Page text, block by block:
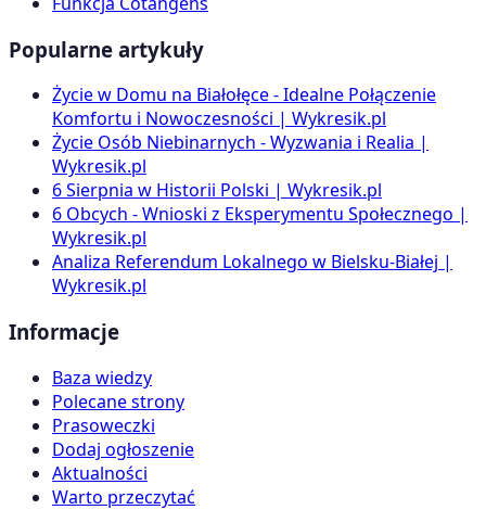
Popularne artykuły
Życie w Domu na Białołęce - Idealne Połączenie
Komfortu i Nowoczesności | Wykresik.pl
Życie Osób Niebinarnych - Wyzwania i Realia |
Wykresik.pl
6 Sierpnia w Historii Polski | Wykresik.pl
6 Obcych - Wnioski z Eksperymentu Społecznego |
Wykresik.pl
Analiza Referendum Lokalnego w Bielsku-Białej |
Wykresik.pl
Informacje
Baza wiedzy
Polecane strony
Prasoweczki
Dodaj ogłoszenie
Aktualności
Warto przeczytać